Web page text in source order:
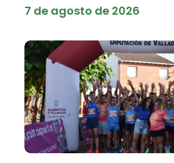
7 de agosto de 2026